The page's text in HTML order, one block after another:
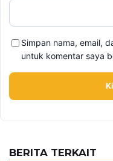
BERITA TERKAIT
Prabowo Ultimatum
Jepara hingga Bank